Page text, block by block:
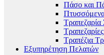
Πάσο και
Τραπεζαρία
Τραπέζια
Εξυπηρέτηση Πελατών